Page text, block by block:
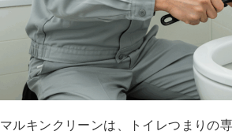
マルキンクリーンは、トイレつまりの